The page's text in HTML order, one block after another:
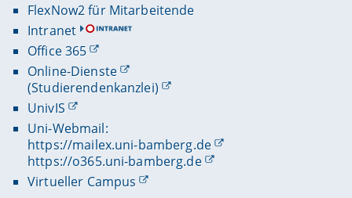
FlexNow2 für Mitarbeitende
Intranet
Office 365
Online-Dienste
(Studierendenkanzlei)
UnivIS
Uni-Webmail:
https://mailex.uni-bamberg.de
https://o365.uni-bamberg.de
Virtueller Campus